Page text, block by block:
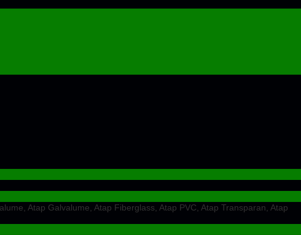
Atap Galvalume, Atap Fiberglass, Atap PVC, Atap Transparan, Atap